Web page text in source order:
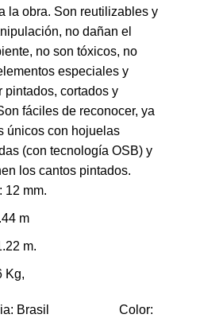
la obra. Son reutilizables y
no dañan el
no son tóxicos, no
especiales y
pintados, cortados y
fáciles de reconocer, ya
únicos con hojuelas
(con tecnología OSB) y
los cantos pintados.
12 mm.
m
m.
Kg,
Brasil Color: